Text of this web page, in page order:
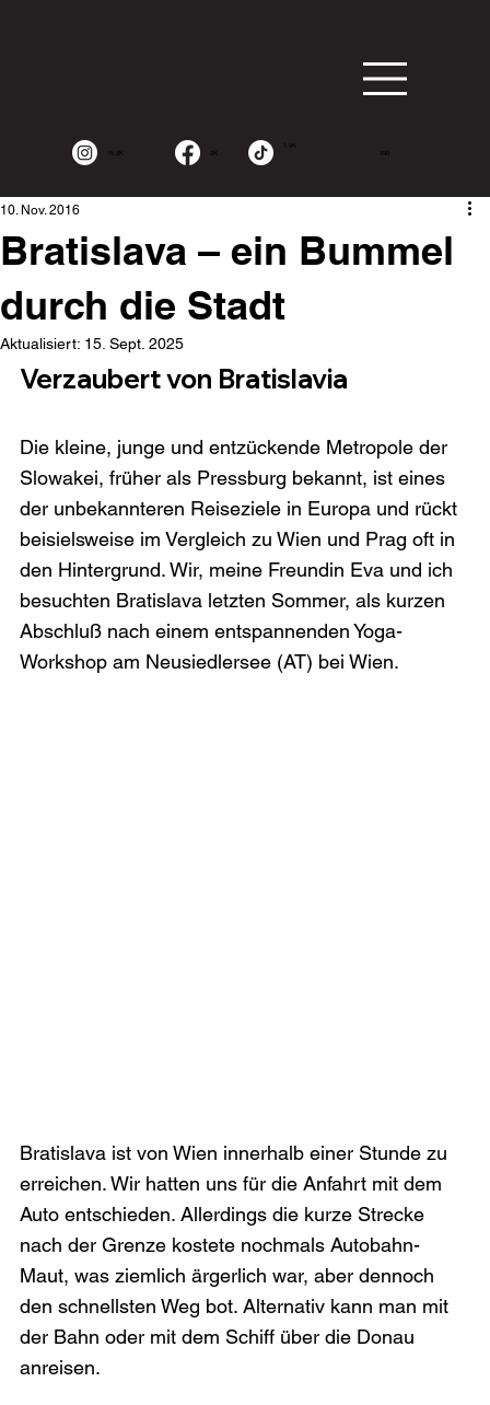
15.2K 2K
1.9K
490
Bratislava – ein Bummel
durch die Stadt
10. Nov. 2016
Aktualisiert: 15. Sept. 2025
Verzaubert von Bratislavia
Die kleine, junge und entzückende Metropole der
Slowakei, früher als Pressburg bekannt, ist eines
der unbekannteren Reiseziele in Europa und rückt
beisielsweise im Vergleich zu Wien und Prag oft in
den Hintergrund. Wir, meine Freundin Eva und ich
besuchten Bratislava letzten Sommer, als kurzen
Abschluß nach einem entspannenden Yoga-
Workshop am Neusiedlersee (AT) bei Wien.
Bratislava ist von Wien innerhalb einer Stunde zu
erreichen. Wir hatten uns für die Anfahrt mit dem
Auto entschieden. Allerdings die kurze Strecke
nach der Grenze kostete nochmals Autobahn-
Maut, was ziemlich ärgerlich war, aber dennoch
den schnellsten Weg bot. Alternativ kann man mit
der Bahn oder mit dem Schiff über die Donau
anreisen.